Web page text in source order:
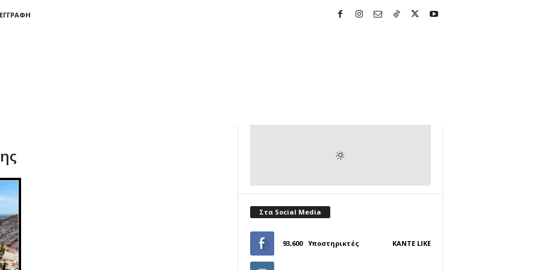
Στα Social Media
93,600 Υποστηρικτές ΚΆΝΤΕ LIKE